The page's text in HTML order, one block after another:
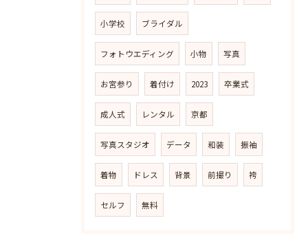
小学校 ブライダル
フォトウエディング 小物 写真
お宮参り 着付け 2023 卒業式
成人式 レンタル 京都
写真スタジオ データ 和装 振袖
着物 ドレス 背景 前撮り 袴
セルフ 無料